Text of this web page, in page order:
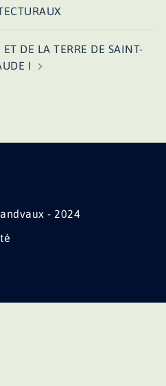
ET DE LA TERRE DE SAINT-
I
- 2024